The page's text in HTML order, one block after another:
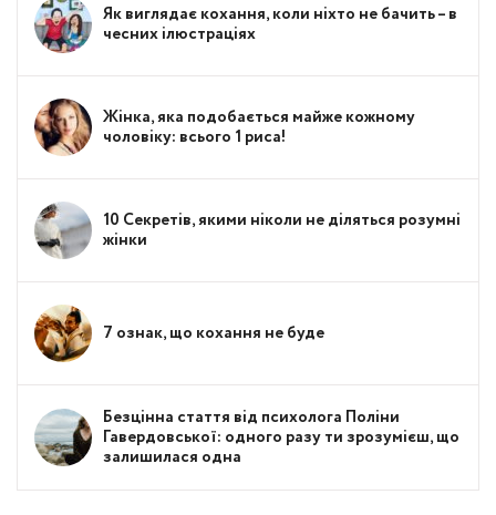
Як виглядає кохання, коли ніхто не бачить – в
чесних ілюстраціях
Жінка, яка подобається майже кожному
чоловіку: всього 1 риса!
10 Секретів, якими ніколи не діляться розумні
жінки
7 ознак, що кохання не буде
Безцінна стаття від психолога Поліни
Гавердовської: одного разу ти зрозумієш, що
залишилася одна